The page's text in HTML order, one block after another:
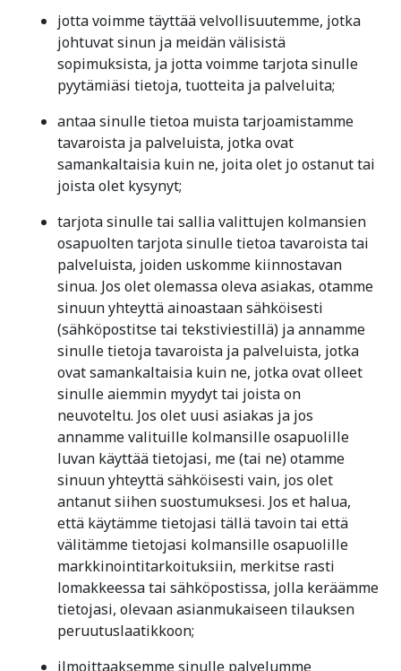
jotta voimme täyttää velvollisuutemme, jotka
johtuvat sinun ja meidän välisistä
sopimuksista, ja jotta voimme tarjota sinulle
pyytämiäsi tietoja, tuotteita ja palveluita;
antaa sinulle tietoa muista tarjoamistamme
tavaroista ja palveluista, jotka ovat
samankaltaisia kuin ne, joita olet jo ostanut tai
joista olet kysynyt;
tarjota sinulle tai sallia valittujen kolmansien
osapuolten tarjota sinulle tietoa tavaroista tai
palveluista, joiden uskomme kiinnostavan
sinua. Jos olet olemassa oleva asiakas, otamme
sinuun yhteyttä ainoastaan sähköisesti
(sähköpostitse tai tekstiviestillä) ja annamme
sinulle tietoja tavaroista ja palveluista, jotka
ovat samankaltaisia kuin ne, jotka ovat olleet
sinulle aiemmin myydyt tai joista on
neuvoteltu. Jos olet uusi asiakas ja jos
annamme valituille kolmansille osapuolille
luvan käyttää tietojasi, me (tai ne) otamme
sinuun yhteyttä sähköisesti vain, jos olet
antanut siihen suostumuksesi. Jos et halua,
että käytämme tietojasi tällä tavoin tai että
välitämme tietojasi kolmansille osapuolille
markkinointitarkoituksiin, merkitse rasti
lomakkeessa tai sähköpostissa, jolla keräämme
tietojasi, olevaan asianmukaiseen tilauksen
peruutuslaatikkoon;
ilmoittaaksemme sinulle palvelumme